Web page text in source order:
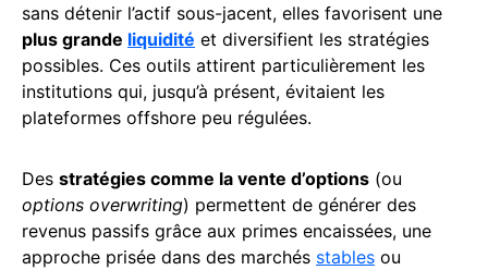
sans détenir l’actif sous-jacent, elles favorisent une
plus grande liquidité et diversifient les stratégies
possibles. Ces outils attirent particulièrement les
institutions qui, jusqu’à présent, évitaient les
plateformes offshore peu régulées.
Des stratégies comme la vente d’options (ou
options overwriting) permettent de générer des
revenus passifs grâce aux primes encaissées, une
approche prisée dans des marchés stables ou